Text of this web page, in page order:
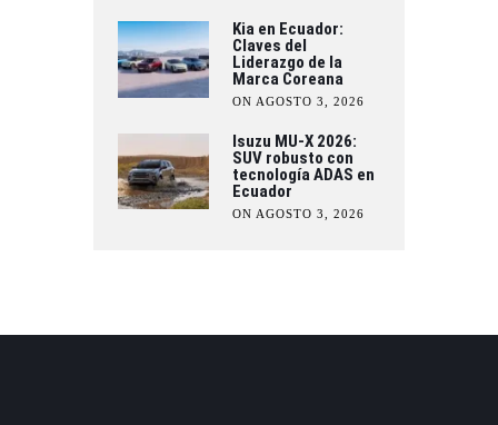
Kia en Ecuador:
Claves del
Liderazgo de la
Marca Coreana
ON AGOSTO 3, 2026
Isuzu MU-X 2026:
SUV robusto con
tecnología ADAS en
Ecuador
ON AGOSTO 3, 2026